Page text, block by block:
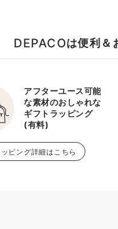
DEPACOは便利＆
アフターユース可能
な素材のおしゃれな
ギフトラッピング
(有料)
ッピング詳細はこちら